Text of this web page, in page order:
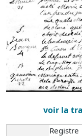
voir la
Registre